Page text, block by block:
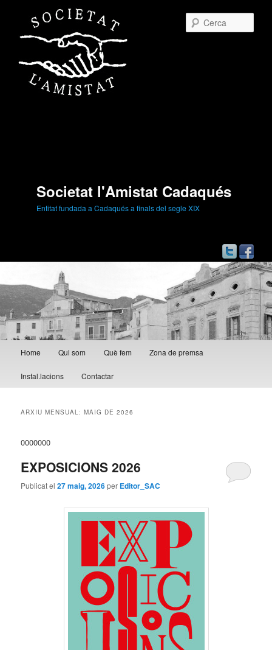
Societat l'Amistat Cadaqués
Entitat fundada a Cadaqués a finals del segle XIX
Aneu al contingut principal
Aneu al contingut secundari
Home Qui som Què fem Zona de premsa
Instal.lacions Contactar
ARXIU MENSUAL:MAIG DE 2026
0000000
EXPOSICIONS 2026
Publicat el27 maig, 2026per Editor_SAC